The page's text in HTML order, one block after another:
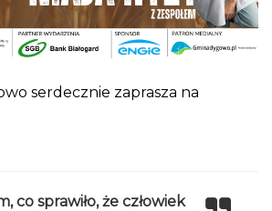
serdecznie zaprasza na
co sprawiło, że człowiek